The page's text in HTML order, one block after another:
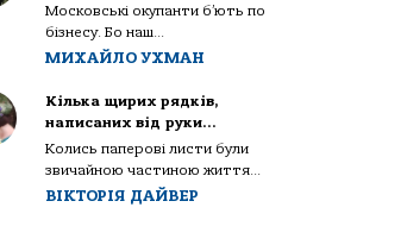
Московські окупанти б’ють по
бізнесу. Бо наш...
МИХАЙЛО УХМАН
Кілька щирих рядків,
написаних від руки…
Колись паперові листи були
звичайною частиною життя...
ВІКТОРІЯ ДАЙВЕР